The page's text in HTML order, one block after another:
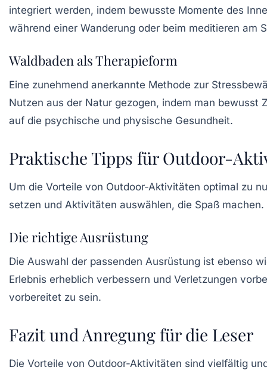
integriert werden, indem bewusste Momente des
während einer Wanderung oder beim meditieren am
Waldbaden als Therapieform
Eine zunehmend anerkannte Methode zur
Nutzen aus der Natur gezogen, indem man
auf die psychische und physische Gesundheit.
Praktische Tipps für Outdoor-
Um die Vorteile von Outdoor-Aktivitäten optimal zu
setzen und Aktivitäten auswählen, die Spaß
Die richtige Ausrüstung
Die Auswahl der passenden Ausrüstung ist ebenso
Erlebnis erheblich verbessern und Verletzungen
vorbereitet zu sein.
Fazit und Anregung für die Leser
Die Vorteile von Outdoor-Aktivitäten sind vielfältig